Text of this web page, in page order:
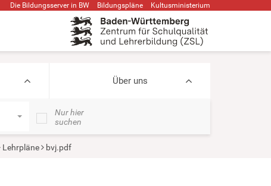
Die Bildungsserver in BW Bildungspläne Kultusministerium
Über uns
Nur hier
suchen
Lehrpläne bvj.pdf